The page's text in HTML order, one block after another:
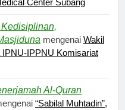
mengenai Wakil
IPPNU Komisariat
Al-Quran
“Sabilal Muhtadin”,